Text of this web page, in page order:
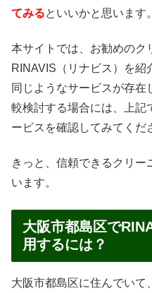
てみるといいかと思います。
本サイトでは、お勧めのク
RINAVIS（リナビス）を
同じようなサービスが存在
較検討する場合には、上記
ービスを確認してみてくだ
きっと、信頼できるクリー
います。
大阪市都島区で
用するには？
大阪市都島区に住んでいて